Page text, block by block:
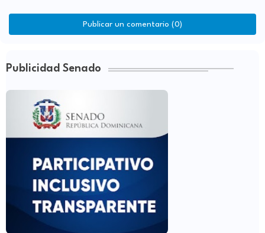
Publicar un comentario (0)
Publicidad Senado